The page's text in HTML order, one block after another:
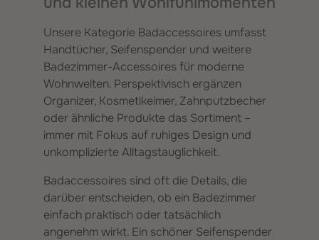
Unsere Kategorie Badaccessoires umfasst
Handtücher, Seifenspender und weitere
Badezimmer-Accessoires für moderne
Wohnwelten. Perspektivisch ergänzen
Organizer, Kosmetikeimer, Zahnputzbecher
oder ähnliche Produkte das Sortiment –
immer mit Fokus auf ruhiges Design und
unkomplizierte Alltagstauglichkeit.
Badaccessoires sind oft die Details, die
darüber entscheiden, ob ein Badezimmer
einfach praktisch oder tatsächlich
angenehm wirkt. Ein schöner Seifenspender